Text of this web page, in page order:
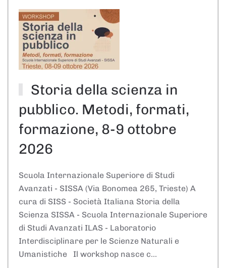
Storia della scienza in
pubblico. Metodi, formati,
formazione, 8-9 ottobre
2026
Scuola Internazionale Superiore di Studi
Avanzati - SISSA (Via Bonomea 265, Trieste) A
cura di SISS - Società Italiana Storia della
Scienza SISSA - Scuola Internazionale Superiore
di Studi Avanzati ILAS - Laboratorio
Interdisciplinare per le Scienze Naturali e
Umanistiche Il workshop nasce c…